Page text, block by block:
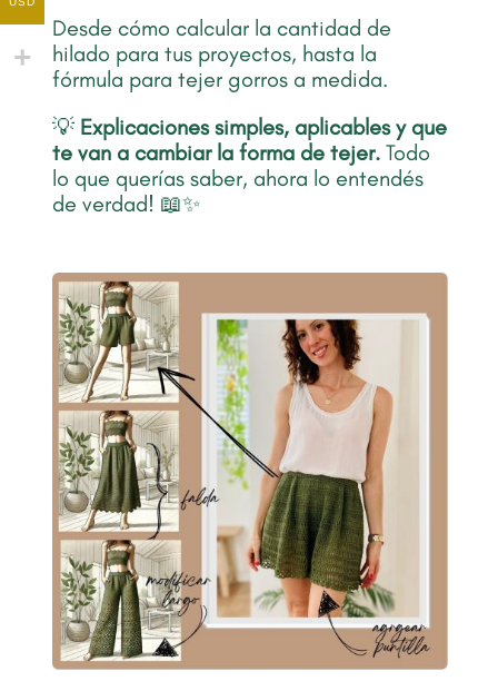
Desde cómo calcular la cantidad de
hilado para tus proyectos, hasta la
fórmula para tejer gorros a medida.
💡 Explicaciones simples, aplicables y que
te van a cambiar la forma de tejer.Todo
lo que querías saber, ahora lo entendés
de verdad! 📖✨